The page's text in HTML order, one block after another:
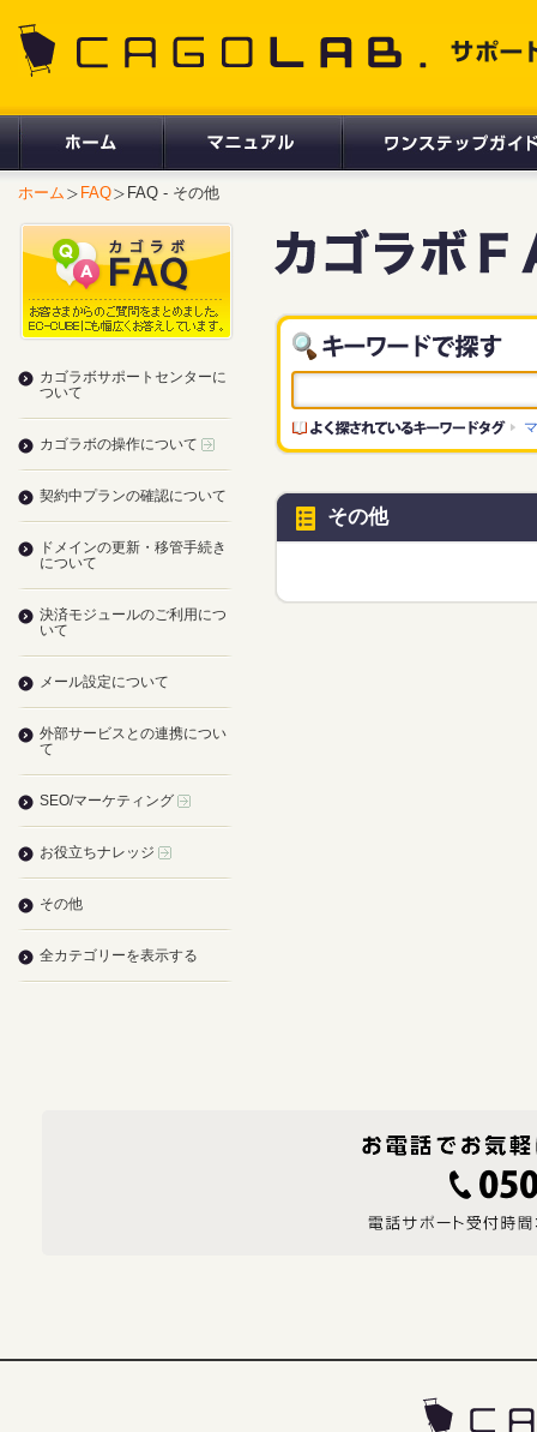
ホーム FAQ FAQ - その他
その他
カゴラボサポートセンターに
ついて
カゴラボの操作について
契約中プランの確認について
ドメインの更新・移管手続き
について
決済モジュールのご利用につ
いて
メール設定について
外部サービスとの連携につい
て
SEO/マーケティング
お役立ちナレッジ
その他
全カテゴリーを表示する